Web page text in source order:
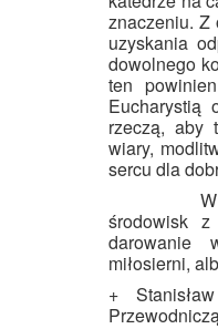
znaczeniu. Z
uzyskania
dowolnego
ten
Eucharystią
rzeczą, aby
wiary,
sercu dla
W Roku
środowisk
darowanie
miłosierni,
+